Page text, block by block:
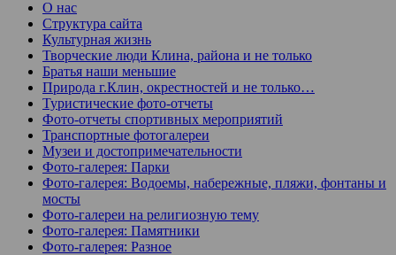
О нас
Структура сайта
Культурная жизнь
Творческие люди Клина, района и не только
Братья наши меньшие
Природа г.Клин, окрестностей и не только…
Туристические фото-отчеты
Фото-отчеты спортивных мероприятий
Транспортные фотогалереи
Музеи и достопримечательности
Фото-галерея: Парки
Фото-галерея: Водоемы, набережные, пляжи, фонтаны и
мосты
Фото-галереи на религиозную тему
Фото-галерея: Памятники
Фото-галерея: Разное